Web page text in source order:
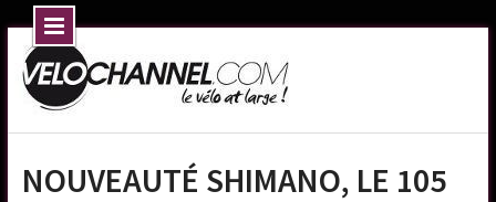
Skip
to
content
NOUVEAUTÉ SHIMANO, LE 105